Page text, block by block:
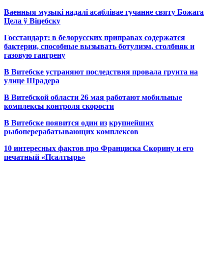
Ваенныя музыкі надалі асаблівае гучанне святу Божага
Цела ў Віцебску
Госстандарт: в белорусских приправах содержатся
бактерии, способные вызывать ботулизм, столбняк и
газовую гангрену
В Витебске устраняют последствия провала грунта на
улице Шрадера
В Витебской области 26 мая работают мобильные
комплексы контроля скорости
В Витебске появится один из крупнейших
рыбоперерабатывающих комплексов
10 интересных фактов про Франциска Скорину и его
печатный «Псалтырь»